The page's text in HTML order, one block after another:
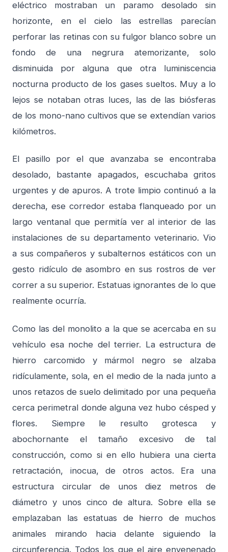
eléctrico mostraban un paramo desolado sin
horizonte, en el cielo las estrellas parecían
perforar las retinas con su fulgor blanco sobre un
fondo de una negrura atemorizante, solo
disminuida por alguna que otra luminiscencia
nocturna producto de los gases sueltos. Muy a lo
lejos se notaban otras luces, las de las biósferas
de los mono-nano cultivos que se extendían varios
kilómetros.
El pasillo por el que avanzaba se encontraba
desolado, bastante apagados, escuchaba gritos
urgentes y de apuros. A trote limpio continuó a la
derecha, ese corredor estaba flanqueado por un
largo ventanal que permitía ver al interior de las
instalaciones de su departamento veterinario. Vio
a sus compañeros y subalternos estáticos con un
gesto ridículo de asombro en sus rostros de ver
correr a su superior. Estatuas ignorantes de lo que
realmente ocurría.
Como las del monolito a la que se acercaba en su
vehículo esa noche del terrier. La estructura de
hierro carcomido y mármol negro se alzaba
ridículamente, sola, en el medio de la nada junto a
unos retazos de suelo delimitado por una pequeña
cerca perimetral donde alguna vez hubo césped y
flores. Siempre le resulto grotesca y
abochornante el tamaño excesivo de tal
construcción, como si en ello hubiera una cierta
retractación, inocua, de otros actos. Era una
estructura circular de unos diez metros de
diámetro y unos cinco de altura. Sobre ella se
emplazaban las estatuas de hierro de muchos
animales mirando hacia delante siguiendo la
circunferencia. Todos los que el aire envenenado